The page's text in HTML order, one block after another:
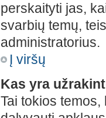
perskaityti jas,
svarbių temų,
administratorius.
Į viršų
Kas yra
Tai tokios